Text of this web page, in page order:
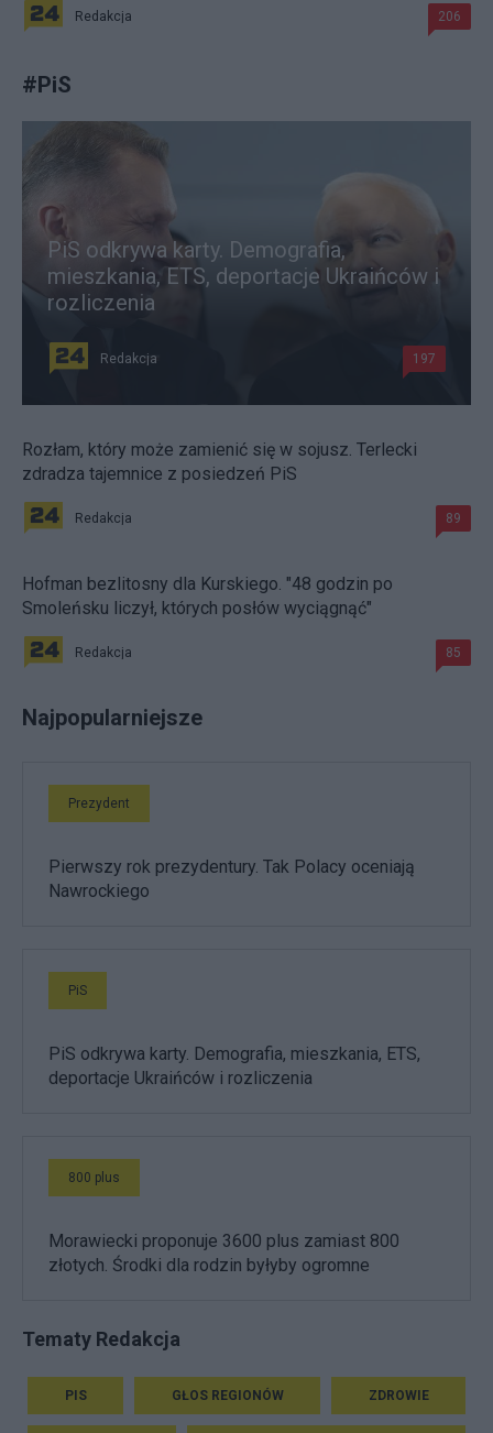
Redakcja 206
#PiS
PiS odkrywa karty. Demografia,
mieszkania, ETS, deportacje Ukraińców i
rozliczenia
Redakcja 197
Rozłam, który może zamienić się w sojusz. Terlecki
zdradza tajemnice z posiedzeń PiS
Redakcja 89
Hofman bezlitosny dla Kurskiego. "48 godzin po
Smoleńsku liczył, których posłów wyciągnąć"
Redakcja 85
Najpopularniejsze
Prezydent
Pierwszy rok prezydentury. Tak Polacy oceniają
Nawrockiego
PiS
PiS odkrywa karty. Demografia, mieszkania, ETS,
deportacje Ukraińców i rozliczenia
800 plus
Morawiecki proponuje 3600 plus zamiast 800
złotych. Środki dla rodzin byłyby ogromne
Tematy Redakcja
PIS GŁOS REGIONÓW ZDROWIE